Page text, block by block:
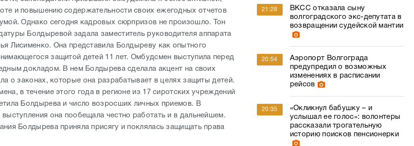
докладом. В нем Болдырева сделала акцент на своих
о законах, которые она разрабатывает в целях защиты детей.
в течение этого года в регионе из 17 сиротских учреждений
Болдырева и число возросших личных приемов. В
выступления она пообещала честно работать и в дальнейшем.
Болдырева приняла присягу и поклялась защищать права
Комментарии
Пиши и звони в редакцию:+7 (937) 55-66-102
предупредил о возможных
изменениях в расписании
рейсов
«Окликнул бабушку – и
услышал ее голос»: волонтеры
рассказали трогательную
историю поисков пенсионерки
20:00
Несли серьезные потери, но
строили в рекордные сроки:
как железнодорожники
спасали пути во время
Сталинградской битвы